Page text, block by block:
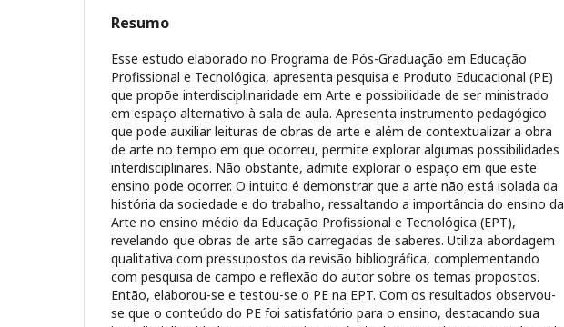
Resumo
Esse estudo elaborado no Programa de Pós-Graduação em Educação
Profissional e Tecnológica, apresenta pesquisa e Produto Educacional (PE)
que propõe interdisciplinaridade em Arte e possibilidade de ser ministrado
em espaço alternativo à sala de aula. Apresenta instrumento pedagógico
que pode auxiliar leituras de obras de arte e além de contextualizar a obra
de arte no tempo em que ocorreu, permite explorar algumas possibilidades
interdisciplinares. Não obstante, admite explorar o espaço em que este
ensino pode ocorrer. O intuito é demonstrar que a arte não está isolada da
história da sociedade e do trabalho, ressaltando a importância do ensino da
Arte no ensino médio da Educação Profissional e Tecnológica (EPT),
revelando que obras de arte são carregadas de saberes. Utiliza abordagem
qualitativa com pressupostos da revisão bibliográfica, complementando
com pesquisa de campo e reflexão do autor sobre os temas propostos.
Então, elaborou-se e testou-se o PE na EPT. Com os resultados observou-
se que o conteúdo do PE foi satisfatório para o ensino, destacando sua